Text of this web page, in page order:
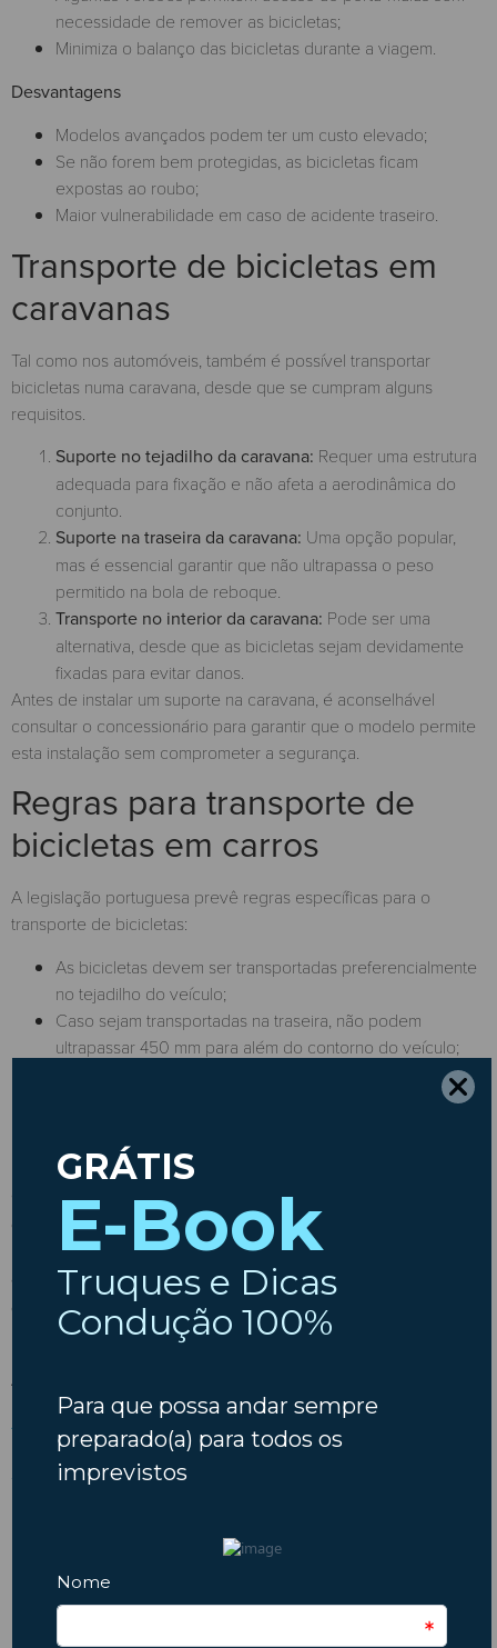
necessidade de remover as bicicletas;
Minimiza o balanço das bicicletas durante a viagem.
Desvantagens
Modelos avançados podem ter um custo elevado;
Se não forem bem protegidas, as bicicletas ficam
expostas ao roubo;
Maior vulnerabilidade em caso de acidente traseiro.
Transporte de bicicletas em
caravanas
Tal como nos automóveis, também é possível transportar
bicicletas numa caravana, desde que se cumpram alguns
requisitos.
Suporte no tejadilho da caravana: Requer uma estrutura
adequada para fixação e não afeta a aerodinâmica do
conjunto.
Suporte na traseira da caravana: Uma opção popular,
mas é essencial garantir que não ultrapassa o peso
permitido na bola de reboque.
Transporte no interior da caravana: Pode ser uma
alternativa, desde que as bicicletas sejam devidamente
fixadas para evitar danos.
Antes de instalar um suporte na caravana, é aconselhável
consultar o concessionário para garantir que o modelo permite
esta instalação sem comprometer a segurança.
Regras para transporte de
bicicletas em carros
A legislação portuguesa prevê regras específicas para o
transporte de bicicletas:
As bicicletas devem ser transportadas preferencialmente
no tejadilho do veículo;
Caso sejam transportadas na traseira, não podem
ultrapassar 450 mm para além do contorno do veículo;
Não podem cobrir a matrícula nem obstruir os dispositivos
penalizações e garantir a segurança na estrada.
O transporte de bicicletas pode ser feito de diversas formas,
dependendo do tipo de veículo e da frequência de
utilização. Avalie as opções de suportes disponíveis e
escolha a que melhor se adapta às suas necessidades,
garantindo sempre o cumprimento da legislação para evitar
multas e viajar em segurança.
A Insparedes deseja-lhe Boas Viagens!
Aceder à Fonte da Notícia
Comando Paddle Shift – o que é e como utilizá-lo?